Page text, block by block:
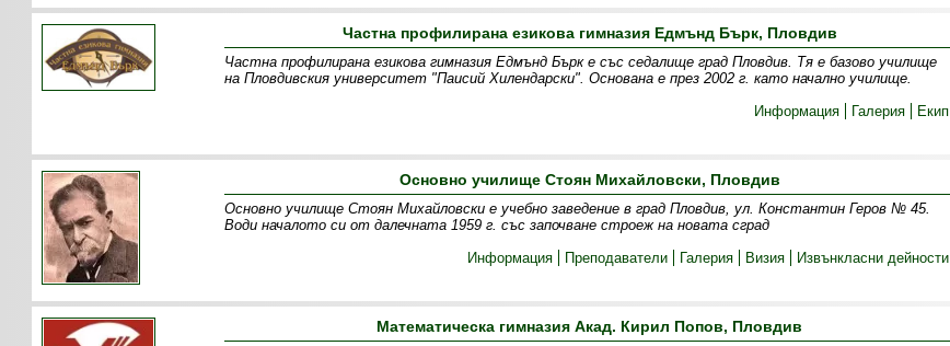
Частна профилирана езикова гимназия Едмънд Бърк, Пловдив
Частна профилирана езикова гимназия Едмънд Бърк е със седалище град Пловдив. Тя е базово училище
на Пловдивския университет "Паисий Хилендарски". Основана е през 2002 г. като начално училище.
Информация
Галерия Екип
Основно училище Стоян Михайловски, Пловдив
Основно училище Стоян Михайловски е учебно заведение в град Пловдив, ул. Константин Геров № 45.
Води началото си от далечната 1959 г. със започване строеж на новата сград
Информация
Преподаватели Галерия Визия Извънкласни дейности
Математическа гимназия Акад. Кирил Попов, Пловдив